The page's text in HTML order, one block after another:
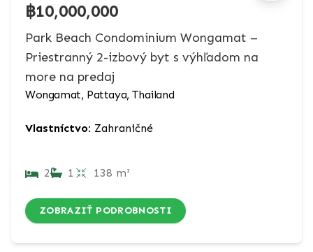
฿10,000,000
Park Beach Condominium Wongamat –
Priestranný 2-izbový byt s výhľadom na
more na predaj
Wongamat, Pattaya, Thailand
Vlastníctvo: Zahraničné
2 1 138 m²
ZOBRAZIŤ PODROBNOSTI